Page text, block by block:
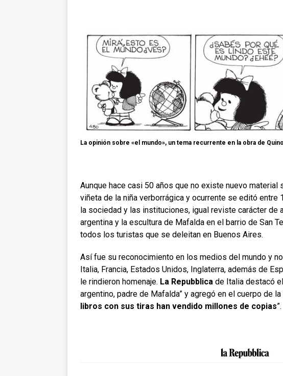
La opinión sobre «el mundo», un tema recurrente en la obra de
Aunque hace casi 50 años que no existe nuevo
viñeta de la niña verborrágica y ocurrente se editó
la sociedad y las instituciones, igual reviste carácter de
argentina y la escultura de Mafalda en el barrio de San
todos los turistas que se deleitan en Buenos Aires.
Así fue su reconocimiento en los medios del mundo y
Italia, Francia, Estados Unidos, Inglaterra, además de
le rindieron homenaje. La Repubblica de Italia destacó
argentino, padre de Mafalda” y agregó en el cuerpo de la
libros con sus tiras han vendido millones de copias”.